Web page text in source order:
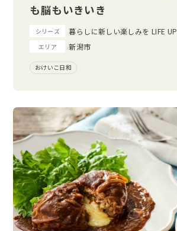
も脳もいきいき
シリーズ 暮らしに新しい楽しみを LIFE UP
エリア 新潟市
おけいこ日和